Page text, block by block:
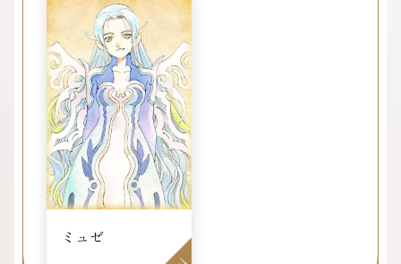
トピックス
タイトルラインナップ
テイルズ オブ コンテンツ
ミュゼ